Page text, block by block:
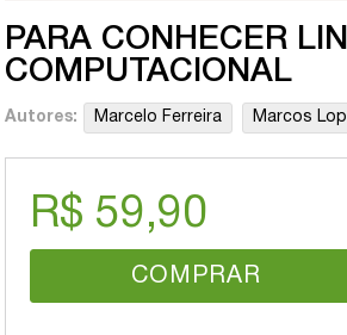
PARA CONHECER
COMPUTACIONAL
Autores: Marcelo Ferreira Marcos
R$ 59,90
COMPRAR